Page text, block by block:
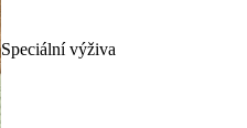
Speciální výživa